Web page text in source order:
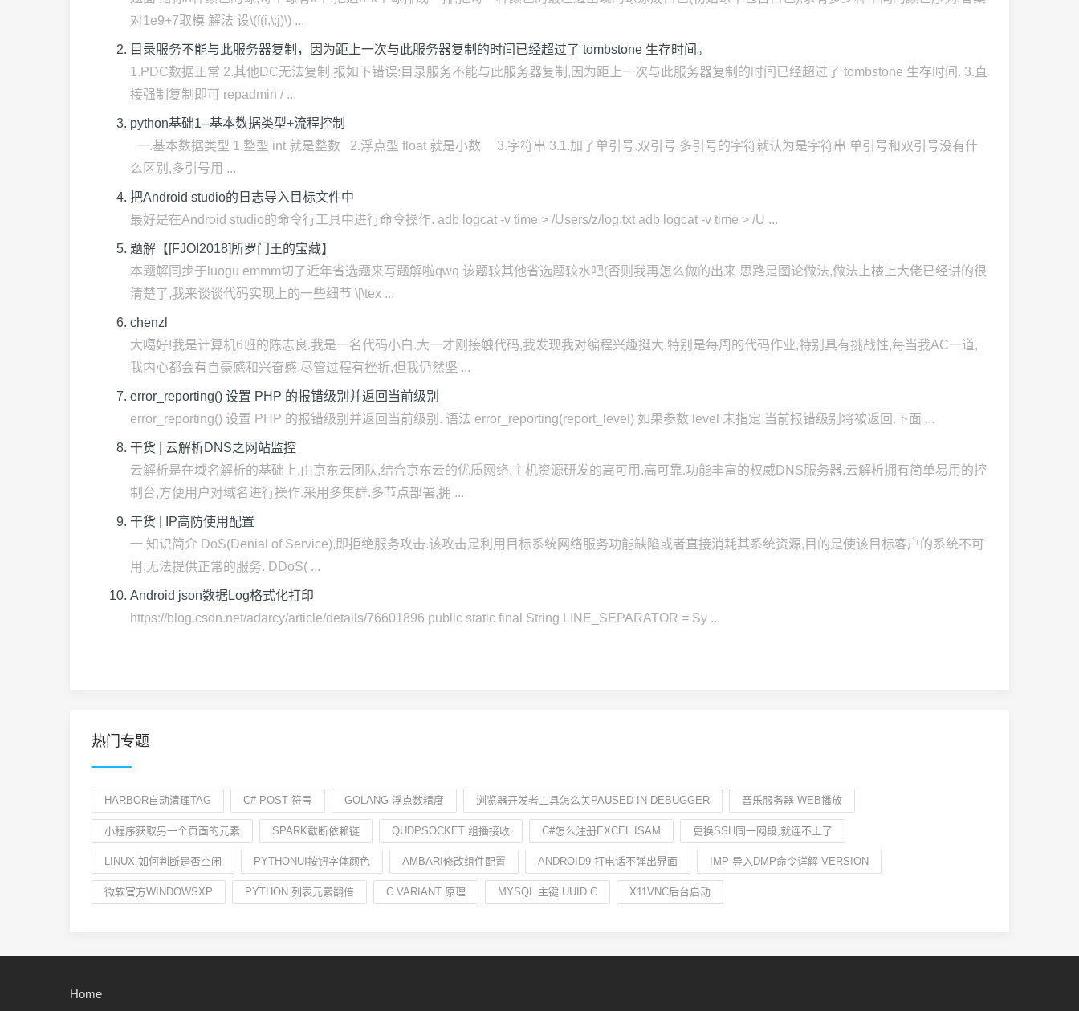
对1e9+7取模 解法 设\(f(i,\;j)\) ...
目录服务不能与此服务器复制，因为距上一次与此服务器复制的时间已经超过了 tombstone 生存时间。
1.PDC数据正常 2.其他DC无法复制,报如下错误:目录服务不能与此服务器复制,因为距上一次与此服务器复制的时间已经超过了 tombstone 生存时间. 3.直
接强制复制即可 repadmin / ...
python基础1--基本数据类型+流程控制
一.基本数据类型 1.整型 int 就是整数 2.浮点型 float 就是小数 3.字符串 3.1.加了单引号.双引号.多引号的字符就认为是字符串 单引号和双引号没有什
么区别,多引号用 ...
把Android studio的日志导入目标文件中
最好是在Android studio的命令行工具中进行命令操作. adb logcat -v time > /Users/z/log.txt adb logcat -v time > /U ...
题解【[FJOI2018]所罗门王的宝藏】
本题解同步于luogu emmm切了近年省选题来写题解啦qwq 该题较其他省选题较水吧(否则我再怎么做的出来 思路是图论做法,做法上楼上大佬已经讲的很
清楚了,我来谈谈代码实现上的一些细节 \[\tex ...
chenzl
大噶好!我是计算机6班的陈志良.我是一名代码小白.大一才刚接触代码,我发现我对编程兴趣挺大.特别是每周的代码作业,特别具有挑战性,每当我AC一道,
我内心都会有自豪感和兴奋感,尽管过程有挫折,但我仍然坚 ...
error_reporting() 设置 PHP 的报错级别并返回当前级别
error_reporting() 设置 PHP 的报错级别并返回当前级别. 语法 error_reporting(report_level) 如果参数 level 未指定,当前报错级别将被返回.下面 ...
干货 | 云解析DNS之网站监控
云解析是在域名解析的基础上,由京东云团队,结合京东云的优质网络.主机资源研发的高可用.高可靠.功能丰富的权威DNS服务器.云解析拥有简单易用的控
制台,方便用户对域名进行操作.采用多集群.多节点部署,拥 ...
干货 | IP高防使用配置
一.知识简介 DoS(Denial of Service),即拒绝服务攻击.该攻击是利用目标系统网络服务功能缺陷或者直接消耗其系统资源,目的是使该目标客户的系统不可
用,无法提供正常的服务. DDoS( ...
Android json数据Log格式化打印
https://blog.csdn.net/adarcy/article/details/76601896 public static final String LINE_SEPARATOR = Sy ...
热门专题
HARBOR自动清理TAG C# POST 符号 GOLANG 浮点数精度 浏览器开发者工具怎么关PAUSED IN DEBUGGER 音乐服务器 WEB播放
小程序获取另一个页面的元素 SPARK截断依赖链 QUDPSOCKET 组播接收 C#怎么注册EXCEL ISAM 更换SSH同一网段,就连不上了
LINUX 如何判断是否空闲 PYTHONUI按钮字体颜色 AMBARI修改组件配置 ANDROID9 打电话不弹出界面 IMP 导入DMP命令详解 VERSION
微软官方WINDOWSXP PYTHON 列表元素翻倍 C VARIANT 原理 MYSQL 主键 UUID C X11VNC后台启动
Home